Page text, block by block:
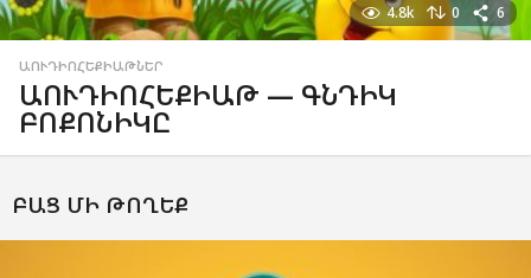
4.8k 0 6
ԱՈՒԴԻՈՀԵՔԻԱԹՆԵՐ
ԱՈՒԴԻՈՀԵՔԻԱԹ — ԳՆԴԻԿ
ԲՈՔՈՆԻԿԸ
ԲԱՑ ՄԻ ԹՈՂԵՔ